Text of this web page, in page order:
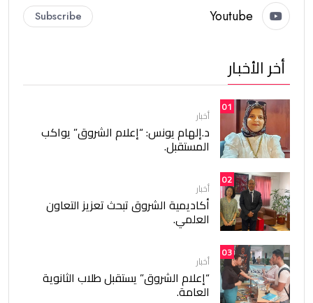
Youtube
Subscribe
أخر الأخبار
01
أخبار
د.إلهام يونس: “إعلام الشروق” يواكب
المستقبل.
02
أخبار
أكاديمية الشروق تبحث تعزيز التعاون
العلمي.
03
أخبار
“إعلام الشروق” يستقبل طلاب الثانوية
العامة.